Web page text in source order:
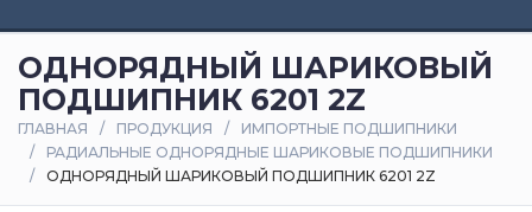
и
статьи
Оплата
доставка
ОДНОРЯДНЫЙ ШАРИКОВЫЙ
ПОДШИПНИК 6201 2Z
ГЛАВНАЯ ПРОДУКЦИЯ
ИМПОРТНЫЕ ПОДШИПНИКИ
РАДИАЛЬНЫЕ ОДНОРЯДНЫЕ ШАРИКОВЫЕ ПОДШИПНИКИ
ОДНОРЯДНЫЙ ШАРИКОВЫЙ ПОДШИПНИК 6201 2Z